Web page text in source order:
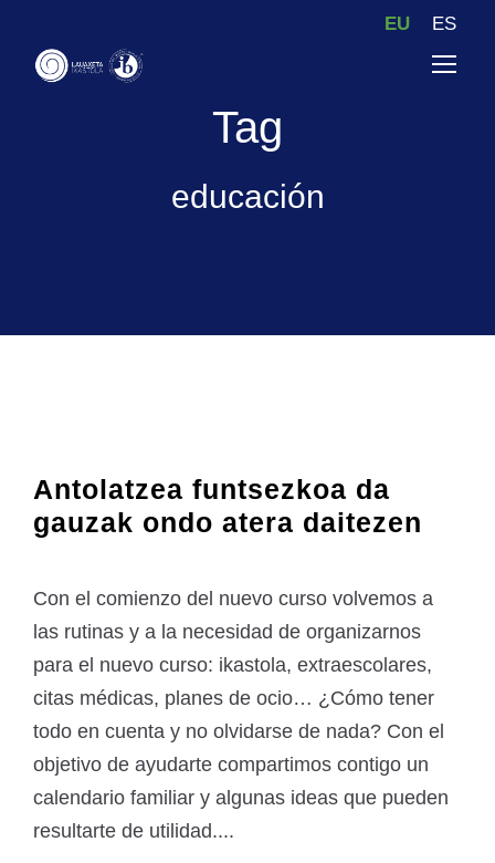
EU ES
Tag
educación
Antolatzea funtsezkoa da
gauzak ondo atera daitezen
Con el comienzo del nuevo curso volvemos a
las rutinas y a la necesidad de organizarnos
para el nuevo curso: ikastola, extraescolares,
citas médicas, planes de ocio… ¿Cómo tener
todo en cuenta y no olvidarse de nada? Con el
objetivo de ayudarte compartimos contigo un
calendario familiar y algunas ideas que pueden
resultarte de utilidad....